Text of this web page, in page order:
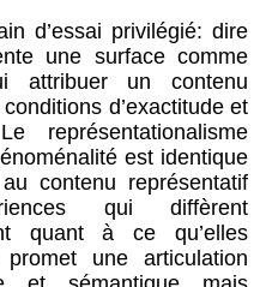
d’essai privilégié: dire
une surface comme
attribuer un contenu
d’exactitude et
représentationalisme
est identique
contenu représentatif
qui diffèrent
quant à ce qu’elles
une articulation